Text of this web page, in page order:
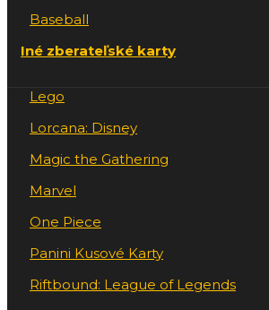
Baseball
Iné zberateľské karty
Lego
Lorcana: Disney
Magic the Gathering
Marvel
One Piece
Panini Kusové Karty
Riftbound: League of Legends